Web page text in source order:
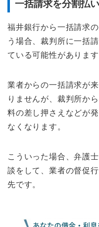
一括請求を分割払
福井銀行から一括請求
う場合、裁判所に一括
ている可能性があります
業者からの一括請求が
りませんが、裁判所か
料の差し押さえなどが
なくなります。
こういった場合、弁護
談をして、業者の督促
先です。